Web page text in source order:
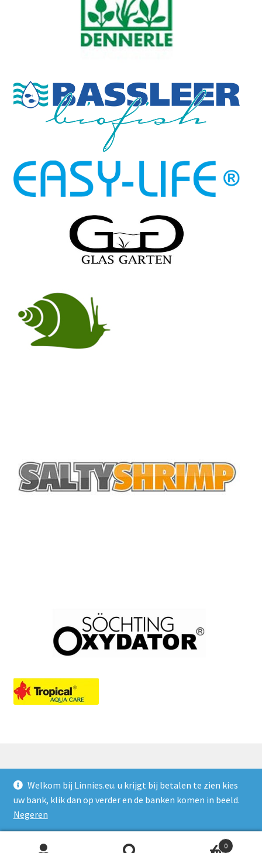
Welkom bij Linnies.eu. u krijgt bij betalen te zien kies
uw bank, klik dan op verder en de banken komen in beeld.
Negeren
© Linnies.eu 2026
Privacy Policy
Gebouwd met WooCommerce.
0